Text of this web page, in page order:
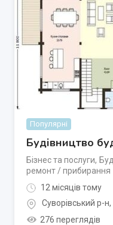
Популярні
Будівництво
Бізнес та послуги,
ремонт / прибирання
12 місяців тому
Суворівський р-н,
276 переглядів